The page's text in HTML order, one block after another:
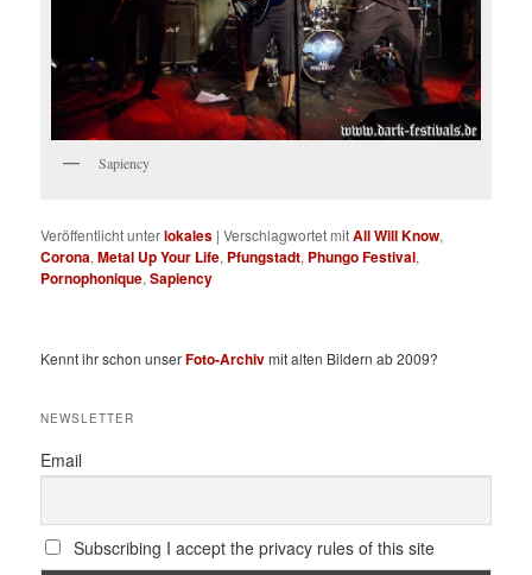
Sapiency
Veröffentlicht unterlokales |Verschlagwortet mitAll Will Know,
Corona,Metal Up Your Life, Pfungstadt, Phungo Festival,
Pornophonique,Sapiency
Kennt ihr schon unserFoto-Archivmit alten Bildern ab 2009?
NEWSLETTER
Email
Subscribing I accept the privacy rules of this site